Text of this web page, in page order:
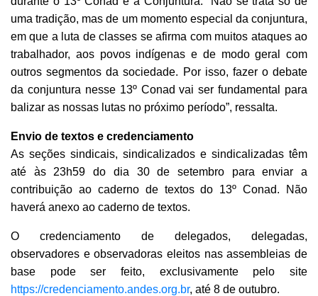
uma tradição, mas de um momento especial da conjuntura,
em que a luta de classes se afirma com muitos ataques ao
trabalhador, aos povos indígenas e de modo geral com
outros segmentos da sociedade. Por isso, fazer o debate
da conjuntura nesse 13º Conad vai ser fundamental para
balizar as nossas lutas no próximo período”, ressalta.
Envio de textos e credenciamento
As seções sindicais, sindicalizados e sindicalizadas têm
até às 23h59 do dia 30 de setembro para enviar a
contribuição ao caderno de textos do 13º Conad. Não
haverá anexo ao caderno de textos.
O credenciamento de delegados, delegadas,
observadores e observadoras eleitos nas assembleias de
base pode ser feito, exclusivamente pelo site
https://credenciamento.andes.org.br, até 8 de outubro.